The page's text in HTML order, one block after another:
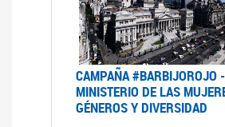
CAMPAÑA #BARBIJOROJO -
MINISTERIO DE LAS
GÉNEROS Y DIVERSIDAD